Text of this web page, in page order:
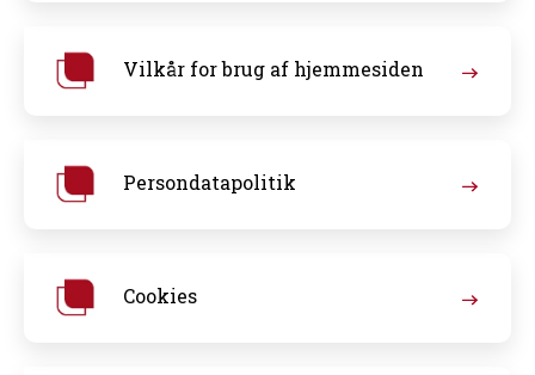
Vilkår for brug af hjemmesiden
Persondatapolitik
Cookies